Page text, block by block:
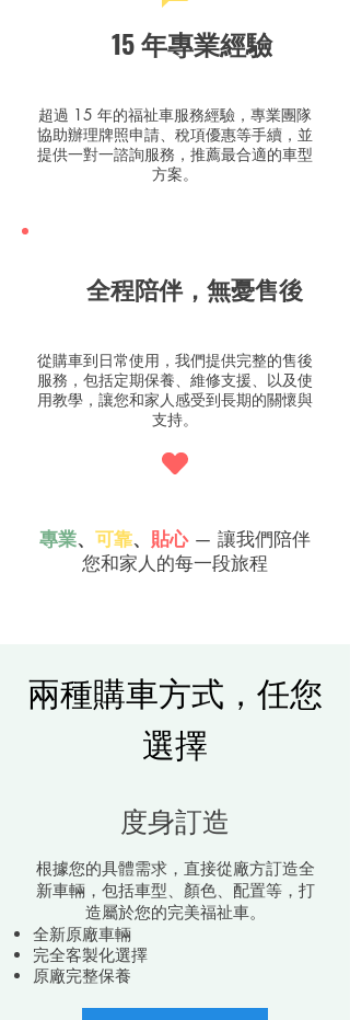
15 年專業經驗
超過 15 年的福祉車服務經驗，專業團隊
協助辦理牌照申請、稅項優惠等手續，並
提供一對一諮詢服務，推薦最合適的車型
方案。
全程陪伴，無憂售後
從購車到日常使用，我們提供完整的售後
服務，包括定期保養、維修支援、以及使
用教學，讓您和家人感受到長期的關懷與
支持。
專業、 可靠、 貼心— 讓我們陪伴
您和家人的每一段旅程
兩種購車方式，任您
選擇
度身訂造
根據您的具體需求，直接從廠方訂造全
新車輛，包括車型、顏色、配置等，打
造屬於您的完美福祉車。
全新原廠車輛
完全客製化選擇
原廠完整保養